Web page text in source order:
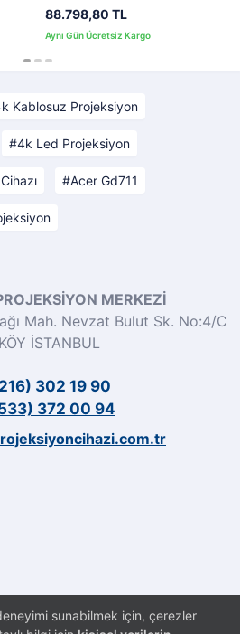
sunabilmek için, çerezler
88.798,80 TL
Kablosuz Projeksiyon
4k Led Projeksiyon
Acer Gd711
MERKEZİ
Mah. Nevzat Bulut Sk. No:4/C
İSTANBUL
302 19 90
372 00 94